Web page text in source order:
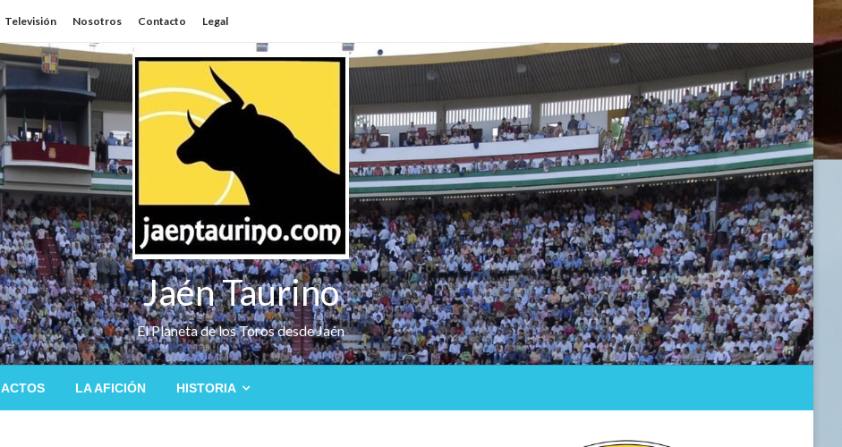
Televisión Nosotros Contacto Legal
Jaén Taurino
El Planeta de los Toros desde Jaén
ACTOS LA AFICIÓN HISTORIA